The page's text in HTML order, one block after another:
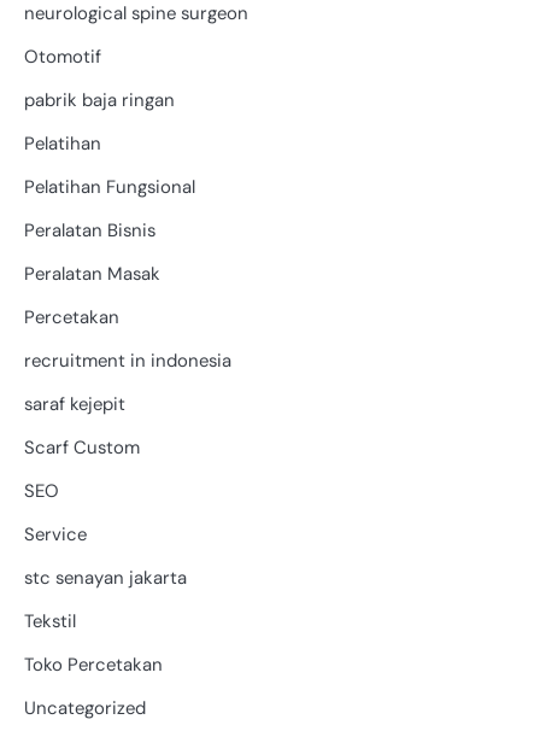
neurological spine surgeon
Otomotif
pabrik baja ringan
Pelatihan
Pelatihan Fungsional
Peralatan Bisnis
Peralatan Masak
Percetakan
recruitment in indonesia
saraf kejepit
Scarf Custom
SEO
Service
stc senayan jakarta
Tekstil
Toko Percetakan
Uncategorized